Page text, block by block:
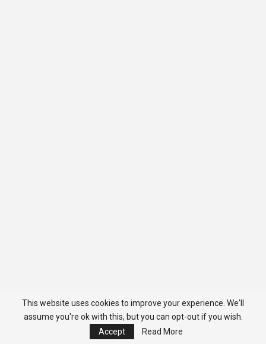
This website uses cookies to improve your experience. We'll
assume you're ok with this, but you can opt-out if you wish.
Accept
Read More